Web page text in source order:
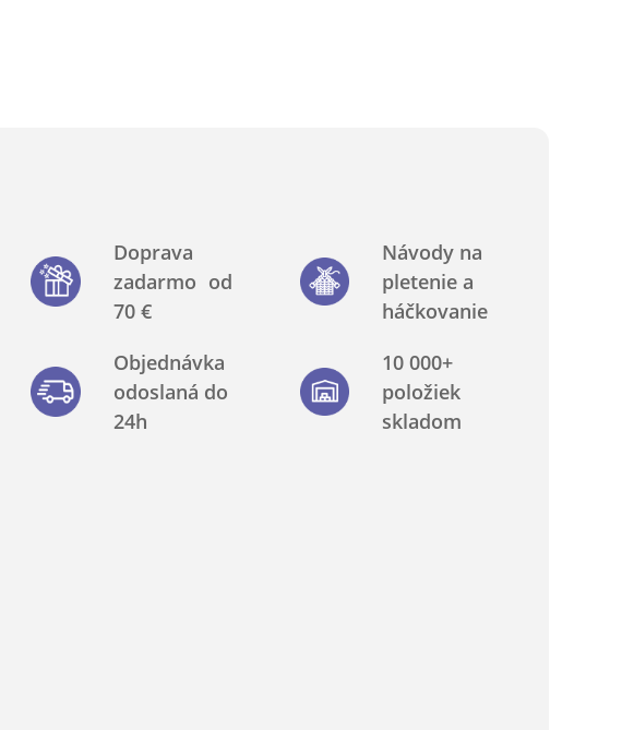
Doprava
zadarmo od
70 €
Návody na
pletenie a
háčkovanie
Objednávka
odoslaná do
24h
10 000+
položiek
skladom